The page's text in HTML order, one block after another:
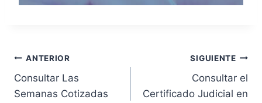
Navegación
de
ANTERIOR
Consultar Las
Semanas Cotizadas
SIGUIENTE
Consultar el
Certificado Judicial en